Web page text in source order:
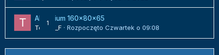
1
Akwarium 160x80x65
Tomek_F · Rozpoczęto Czwartek o 09:08